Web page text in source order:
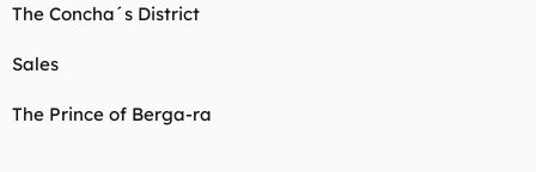
The Concha´s District
Sales
The Prince of Berga-ra